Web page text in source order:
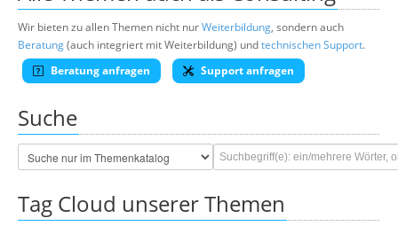
Wir bieten zu allen Themen nicht nurWeiterbildung, sondern auch
Beratung(auch integriert mit Weiterbildung) undtechnischen Support.
Beratung anfragen
Support anfragen
Suche
Tag Cloud unserer Themen